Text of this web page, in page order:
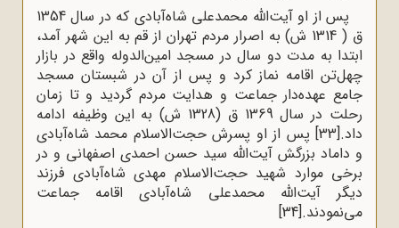
پس از او آیت‌الله محمدعلی ‌شاه‌آبادی که در سال 1354
ق ( 1314 ش) به اصرار مردم تهران از قم به این شهر آمد،
ابتدا به مدت دو سال در مسجد امین‌الدوله واقع در بازار
چهل‌تن اقامه نماز کرد و پس از آن در شبستان مسجد
جامع عهده‌دار جماعت و هدایت مردم گردید و تا زمان
رحلت در سال 1369 ق (1328 ش) به این وظیفه ادامه
داد.[33] پس از او پسرش حجت‌الاسلام محمد شاه‌آبادی
و داماد بزرگش آیت‌الله سید حسن احمدی اصفهانی و در
برخی موارد شهید حجت‌الاسلام مهدی شاه‌آبادی فرزند
دیگر آیت‌الله محمدعلی شاه‌آبادی اقامه جماعت
می‌نمودند.[34]